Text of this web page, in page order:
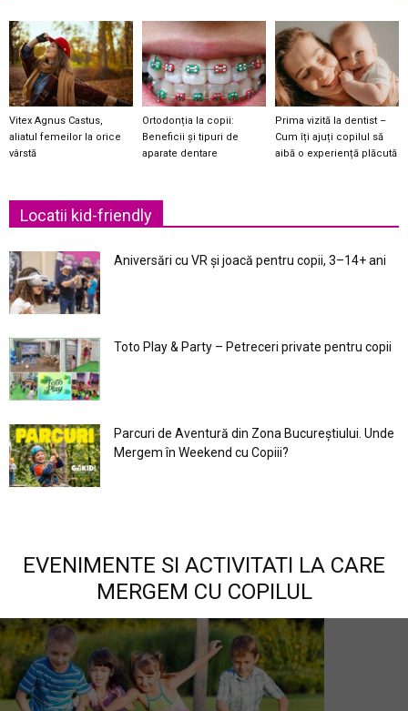
Vitex Agnus Castus,
aliatul femeilor la orice
vârstă
Ortodonția la copii:
Beneficii și tipuri de
aparate dentare
Prima vizită la dentist –
Cum îți ajuți copilul să
aibă o experiență plăcută
Locatii kid-friendly
Aniversări cu VR și joacă pentru copii, 3–14+ ani
Toto Play & Party – Petreceri private pentru copii
Parcuri de Aventură din Zona Bucureştiului. Unde
Mergem în Weekend cu Copiii?
EVENIMENTE SI ACTIVITATI LA CARE
MERGEM CU COPILUL